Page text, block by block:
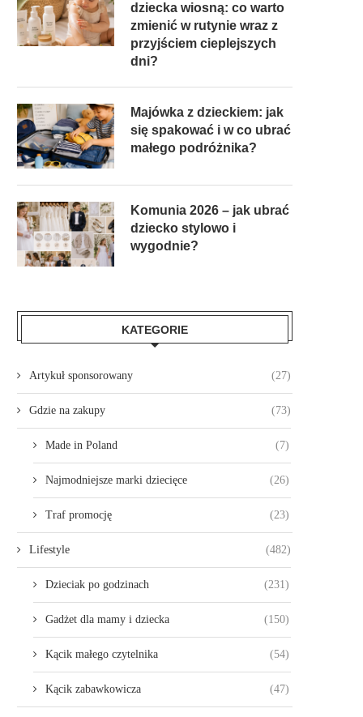
dziecka wiosną: co warto
zmienić w rutynie wraz z
przyjściem cieplejszych
dni?
Majówka z dzieckiem: jak
się spakować i w co ubrać
małego podróżnika?
Komunia 2026 – jak ubrać
dziecko stylowo i
wygodnie?
KATEGORIE
Artykuł sponsorowany (27)
Gdzie na zakupy (73)
Made in Poland (7)
Najmodniejsze marki dziecięce (26)
Traf promocję (23)
Lifestyle (482)
Dzieciak po godzinach (231)
Gadżet dla mamy i dziecka (150)
Kącik małego czytelnika (54)
Kącik zabawkowicza (47)